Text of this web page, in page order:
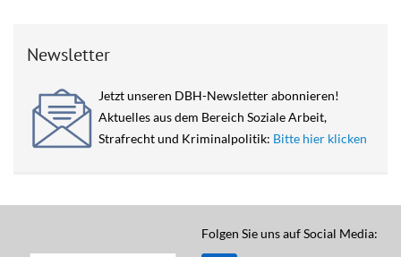
Newsletter
Jetzt unseren DBH-Newsletter abonnieren!
Aktuelles aus dem Bereich Soziale Arbeit,
Strafrecht und Kriminalpolitik: Bitte hier klicken
Folgen Sie uns auf Social Media: